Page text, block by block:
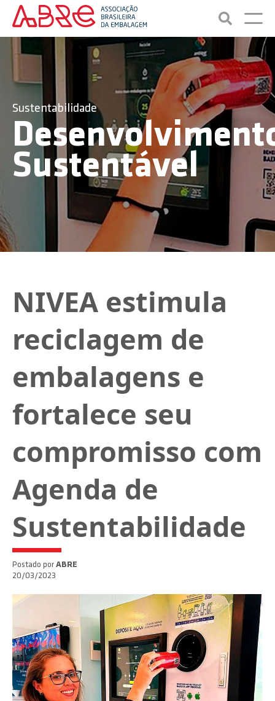
Sustentabilidade
Sustentável
NIVEA estimula
reciclagem de
embalagens e
fortalece seu
compromisso com
Agenda de
Sustentabilidade
Postado por ABRE
20/03/2023